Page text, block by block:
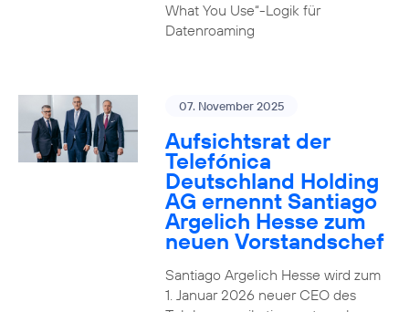
What You Use“-Logik für
Datenroaming
07. November 2025
Aufsichtsrat der
Telefónica
Deutschland Holding
AG ernennt Santiago
Argelich Hesse zum
neuen Vorstandschef
Santiago Argelich Hesse wird zum
1. Januar 2026 neuer CEO des